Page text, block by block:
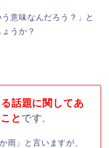
意味なんだろう？」と
うか？
話題に関してあ
と です。
雨」と言いますが、